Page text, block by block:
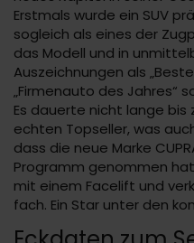
Erstmals wurde ein SUV
sogleich als eines der
das Modell und in
Auszeichnungen als
„Firmenauto des Jahres“
Es dauerte nicht lange bis
echten Topseller, was
dass die neue Marke
Programm genommen
mit einem Facelift und
fach. Ein Star unter den